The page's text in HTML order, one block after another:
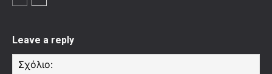
Leave a reply